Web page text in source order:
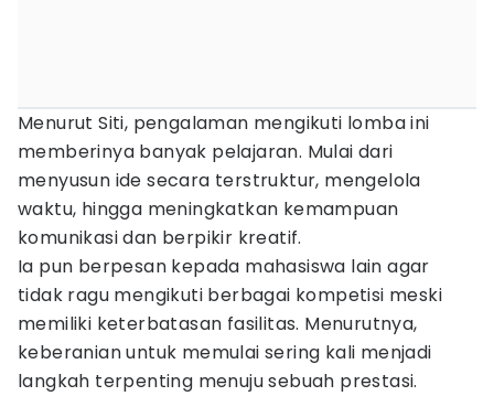
Menurut Siti, pengalaman mengikuti lomba ini
memberinya banyak pelajaran. Mulai dari
menyusun ide secara terstruktur, mengelola
waktu, hingga meningkatkan kemampuan
komunikasi dan berpikir kreatif.
Ia pun berpesan kepada mahasiswa lain agar
tidak ragu mengikuti berbagai kompetisi meski
memiliki keterbatasan fasilitas. Menurutnya,
keberanian untuk memulai sering kali menjadi
langkah terpenting menuju sebuah prestasi.